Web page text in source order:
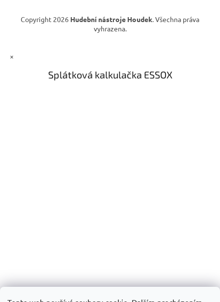
Copyright 2026 Hudební nástroje Houdek. Všechna práva
vyhrazena.
×
Splátková kalkulačka ESSOX